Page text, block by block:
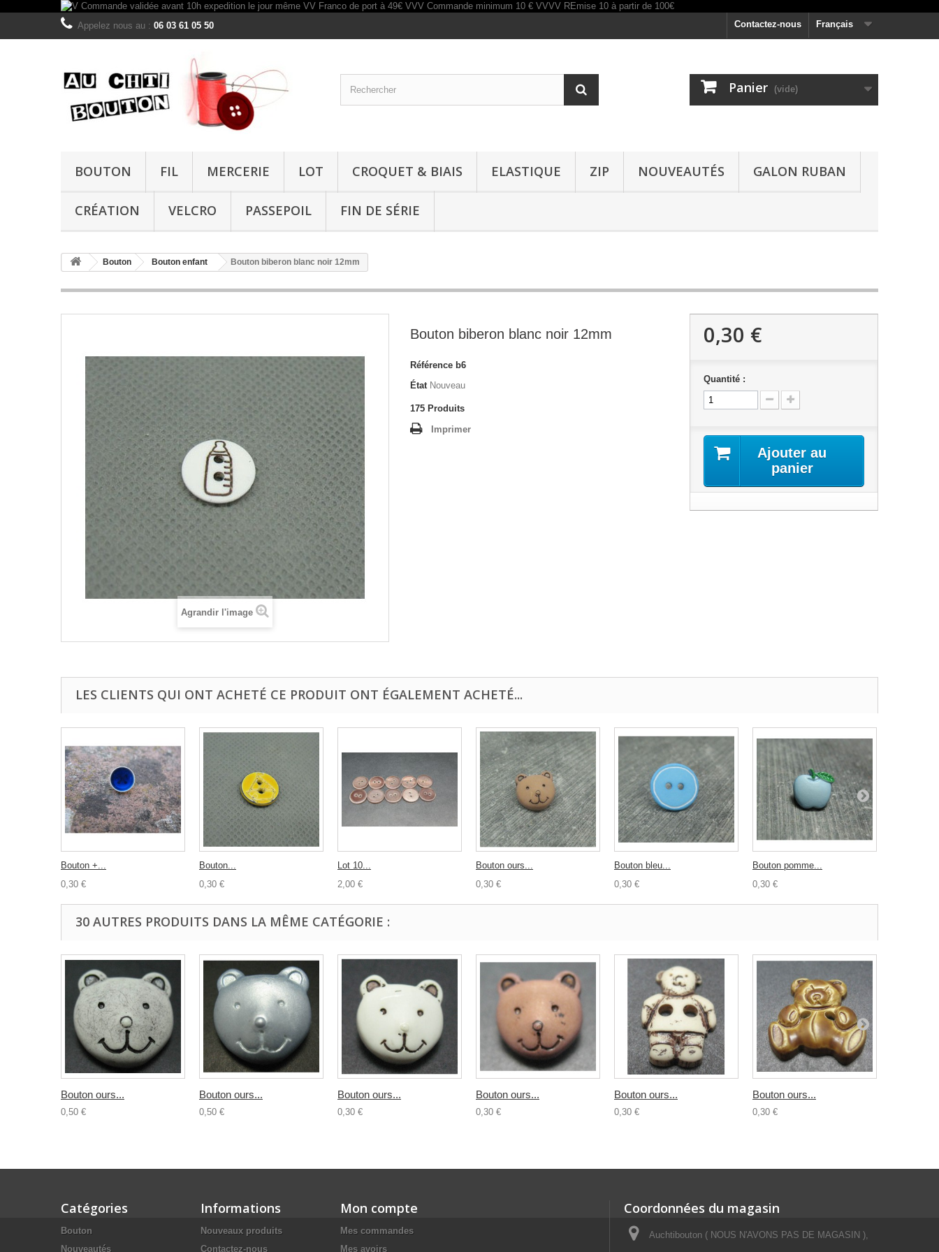
Français
Contactez-nous
Appelez nous au : 06 03 61 05 50
Panier (vide)
BOUTON FIL MERCERIE LOT CROQUET & BIAIS ELASTIQUE ZIP NOUVEAUTÉS GALON RUBAN
CRÉATION VELCRO PASSEPOIL FIN DE SÉRIE
Bouton Bouton enfant Bouton biberon blanc noir 12mm
Agrandir l'image
Bouton biberon blanc noir 12mm
Référence b6
État Nouveau
175 Produits
Imprimer
0,30 €
Quantité :
Ajouter au
panier
LES CLIENTS QUI ONT ACHETÉ CE PRODUIT ONT ÉGALEMENT ACHETÉ...
Bouton +...
0,30 €
Bouton...
0,30 €
Lot 10...
2,00 €
Bouton ours...
0,30 €
Bouton bleu...
0,30 €
Bouton pomme...
0,30 €
30 AUTRES PRODUITS DANS LA MÊME CATÉGORIE :
Bouton ours...
0,50 €
Bouton ours...
0,50 €
Bouton ours...
0,30 €
Bouton ours...
0,30 €
Bouton ours...
0,30 €
Bouton ours...
0,30 €
Catégories
Bouton
Nouveautés
Informations
Nouveaux produits
Contactez-nous
Mon compte
Mes commandes
Mes avoirs
Coordonnées du magasin
Auchtibouton ( NOUS N'AVONS PAS DE MAGASIN ),